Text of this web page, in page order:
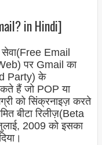
in Hindi]
सेवा(Free Email
पर Gmail का
Party) के
हैं जो POP या
को सिंक्रनाइज़ करते
बीटा रिलीज़(Beta
2009 को इसका